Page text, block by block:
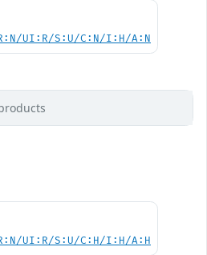
UI:R/S:U/C:N/I:H/A:N
UI:R/S:U/C:H/I:H/A:H